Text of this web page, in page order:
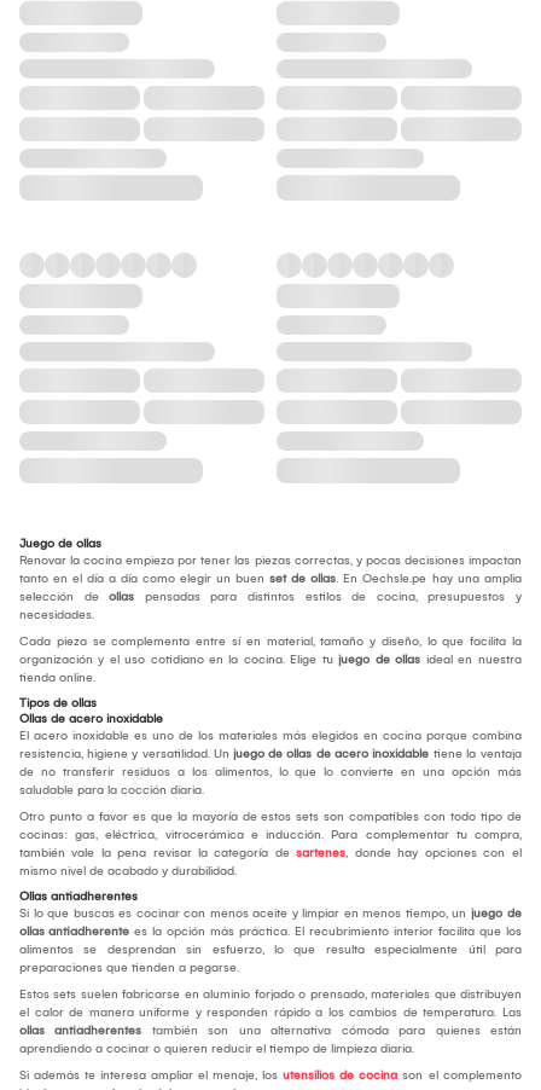
Juego de ollas
Renovar la cocina empieza por tener las piezas correctas, y pocas decisiones impactan
tanto en el día a día como elegir un buen set de ollas. En Oechsle.pe hay una amplia
selección de ollas pensadas para distintos estilos de cocina, presupuestos y
necesidades.
Cada pieza se complementa entre sí en material, tamaño y diseño, lo que facilita la
organización y el uso cotidiano en la cocina. Elige tu juego de ollas ideal en nuestra
tienda online.
Tipos de ollas
Ollas de acero inoxidable
El acero inoxidable es uno de los materiales más elegidos en cocina porque combina
resistencia, higiene y versatilidad. Un juego de ollas de acero inoxidable tiene la ventaja
de no transferir residuos a los alimentos, lo que lo convierte en una opción más
saludable para la cocción diaria.
Otro punto a favor es que la mayoría de estos sets son compatibles con todo tipo de
cocinas: gas, eléctrica, vitrocerámica e inducción. Para complementar tu compra,
también vale la pena revisar la categoría de sartenes, donde hay opciones con el
mismo nivel de acabado y durabilidad.
Ollas antiadherentes
Si lo que buscas es cocinar con menos aceite y limpiar en menos tiempo, un juego de
ollas antiadherente es la opción más práctica. El recubrimiento interior facilita que los
alimentos se desprendan sin esfuerzo, lo que resulta especialmente útil para
preparaciones que tienden a pegarse.
Estos sets suelen fabricarse en aluminio forjado o prensado, materiales que distribuyen
el calor de manera uniforme y responden rápido a los cambios de temperatura. Las
ollas antiadherentes también son una alternativa cómoda para quienes están
aprendiendo a cocinar o quieren reducir el tiempo de limpieza diaria.
Si además te interesa ampliar el menaje, los utensilios de cocina son el complemento